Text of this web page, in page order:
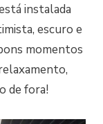
instalada
escuro e
momentos
de fora!